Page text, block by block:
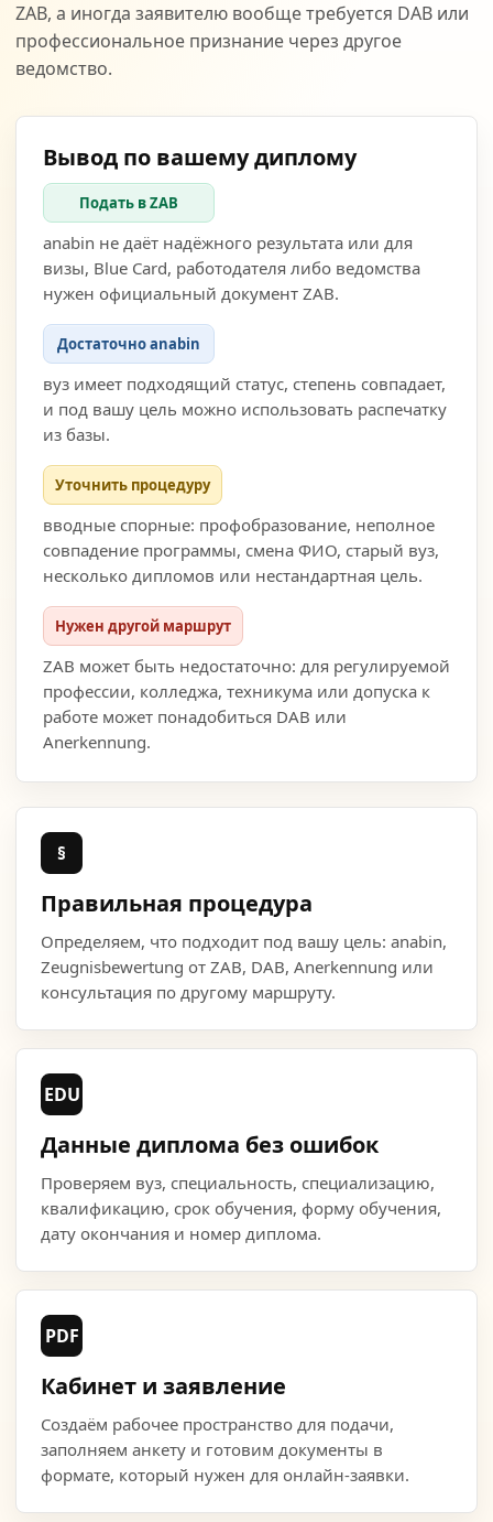
ZAB, а иногда заявителю вообще требуется DAB или
профессиональное признание через другое
ведомство.
Вывод по вашему диплому
Подать в ZAB
anabin не даёт надёжного результата или для
визы, Blue Card, работодателя либо ведомства
нужен официальный документ ZAB.
Достаточно anabin
вуз имеет подходящий статус, степень совпадает,
и под вашу цель можно использовать распечатку
из базы.
Уточнить процедуру
вводные спорные: профобразование, неполное
совпадение программы, смена ФИО, старый вуз,
несколько дипломов или нестандартная цель.
Нужен другой маршрут
ZAB может быть недостаточно: для регулируемой
профессии, колледжа, техникума или допуска к
работе может понадобиться DAB или
Anerkennung.
§
Правильная процедура
Определяем, что подходит под вашу цель: anabin,
Zeugnisbewertung от ZAB, DAB, Anerkennung или
консультация по другому маршруту.
EDU
Данные диплома без ошибок
Проверяем вуз, специальность, специализацию,
квалификацию, срок обучения, форму обучения,
дату окончания и номер диплома.
PDF
Кабинет и заявление
Создаём рабочее пространство для подачи,
заполняем анкету и готовим документы в
формате, который нужен для онлайн-заявки.